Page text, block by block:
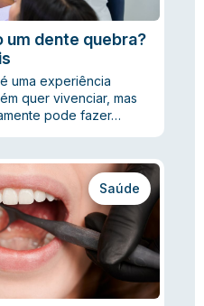
um dente quebra?
uma experiência
quer vivenciar, mas
pode fazer…
Saúde